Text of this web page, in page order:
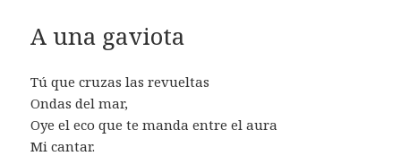
A una gaviota
Tú que cruzas las revueltas
Ondas del mar,
Oye el eco que te manda entre el aura
Mi cantar.